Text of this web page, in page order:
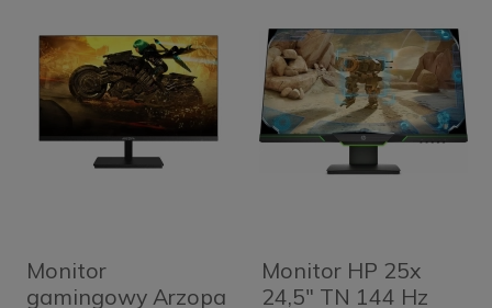
Monitor
gamingowy Arzopa
Monitor HP 25x
24,5" TN 144 Hz